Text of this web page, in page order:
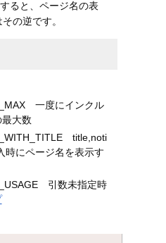
ると、ページ名の表
の逆です。
一度にインクル
大数
title,noti
時にページ名を表示す
引数未指定時